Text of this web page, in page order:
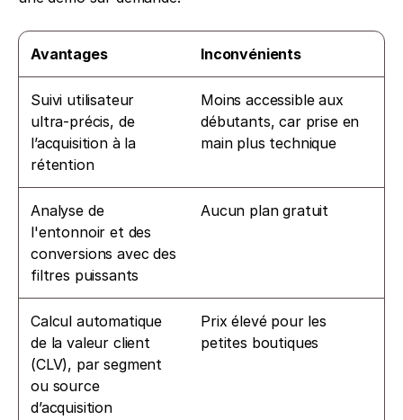
Avantages Inconvénients
Suivi utilisateur
ultra-précis, de
l’acquisition à la
rétention
Moins accessible aux
débutants, car prise en
main plus technique
Analyse de
l'entonnoir et des
conversions avec des
filtres puissants
Aucun plan gratuit
Calcul automatique
de la valeur client
(CLV), par segment
ou source
d’acquisition
Prix élevé pour les
petites boutiques